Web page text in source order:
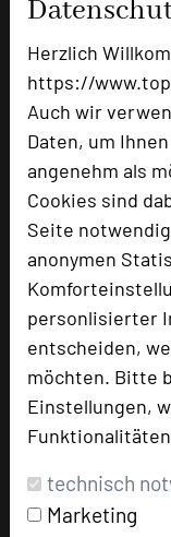
Herzlich
https://
Auch wir
Daten, um
angenehm als
Cookies sind
Seite
anonymen
personlisierter
entscheiden,
möchten. Bitte
Einstellungen,
technisch
Marketing
72124
phone +49 7127
mail Email
language Homepage
zur
Bewertung
Tagungsplaner
Tagungsleiter
Tagungsteilnehmer